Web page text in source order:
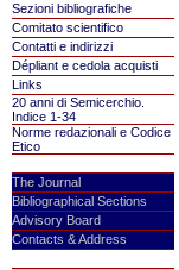
Sezioni bibliografiche
Comitato scientifico
Contatti e indirizzi
Dépliant e cedola acquisti
Links
20 anni di Semicerchio.
Indice 1-34
Norme redazionali e Codice
Etico
The Journal
Bibliographical Sections
Advisory Board
Contacts & Address